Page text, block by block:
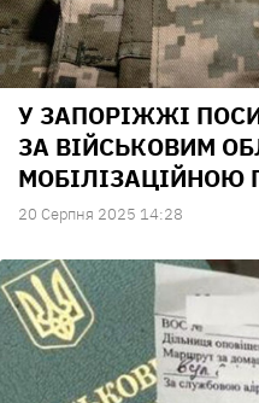
У ЗАПОРІЖЖІ
ЗА ВІЙСЬКОВИМ
МОБІЛІЗАЦІЙНОЮ
20 Серпня 2025 14:28